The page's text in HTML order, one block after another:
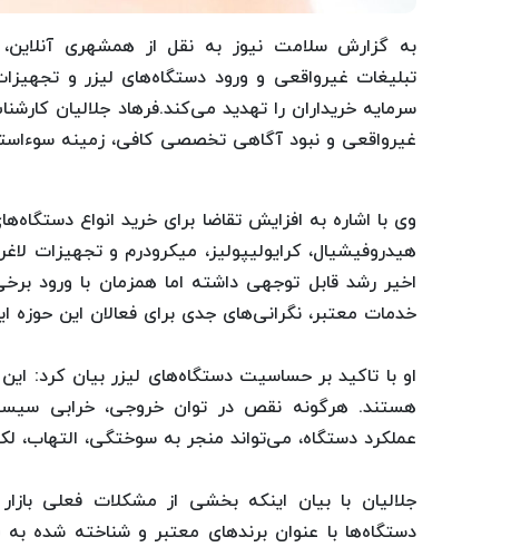
به گزارش سلامت نیوز به نقل از همشهری
تبلیغات غیرواقعی و ورود دستگاه‌های لیزر و
سرمایه خریداران را تهدید می‌کند.فرهاد جلالیان
غیرواقعی و نبود آگاهی تخصصی کافی، زمینه
وی با اشاره به افزایش تقاضا برای خرید انواع
هیدروفیشیال، کرایولیپولیز، میکرودرم و تجهیزات
اخیر رشد قابل توجهی داشته اما همزمان با ورود
خدمات معتبر، نگرانی‌های جدی برای فعالان این حوزه
او با تاکید بر حساسیت دستگاه‌های لیزر بیان کرد:
هستند. هرگونه نقص در توان خروجی، خرابی
عملکرد دستگاه، می‌تواند منجر به سوختگی، التهاب،
جلالیان با بیان اینکه بخشی از مشکلات فعلی
دستگاه‌ها با عنوان برندهای معتبر و شناخته‌ شده